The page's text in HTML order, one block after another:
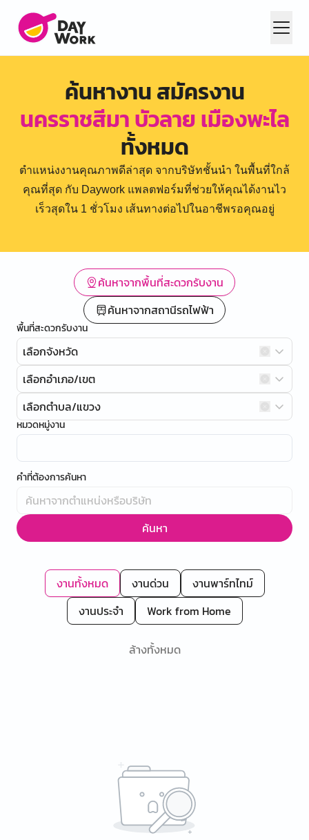
ค้นหางาน สมัครงาน
นครราชสีมา บัวลาย เมืองพะไล
ทั้งหมด
ตำแหน่งงานคุณภาพดีล่าสุด จากบริษัทชั้นนำ ในพื้นที่ใกล้
คุณที่สุด กับ Daywork แพลตฟอร์มที่ช่วยให้คุณได้งานไว
เร็วสุดใน 1 ชั่วโมง เส้นทางต่อไปในอาชีพรอคุณอยู่
ค้นหาจากพื้นที่สะดวกรับงาน
ค้นหาจากสถานีรถไฟฟ้า
พื้นที่สะดวกรับงาน
เลือกจังหวัด
เลือกอำเภอ/เขต
เลือกตำบล/แขวง
หมวดหมู่งาน
คำที่ต้องการค้นหา
ค้นหา
งานทั้งหมด งานด่วน
งานพาร์ทไทม์
งานประจำ
Work from Home
ล้างทั้งหมด